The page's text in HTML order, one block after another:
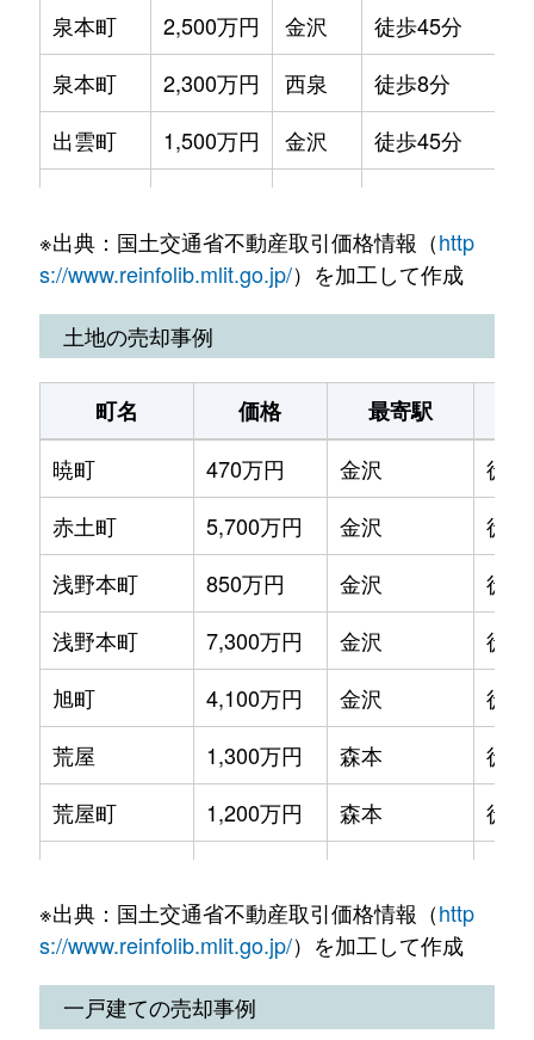
泉本町 2,500万円 金沢
徒歩45分
泉本町
2,300万円 西泉
徒歩8分
出雲町
1,500万円 金沢
徒歩45分
入江
500万円 金沢
徒歩45分
駅西本町
3,500万円 金沢
徒歩15分
駅西本町
3,600万円
徒歩15分
押野
1,600万円
徒歩1時間15分
尾張町
200万円 金沢
徒歩18分
尾張町
380万円
徒歩18分
尾張町
150万円 金沢
徒歩18分
尾張町
250万円 金沢
徒歩19分
尾張町
400万円 金沢
徒歩18分
尾張町
250万円 金沢
徒歩18分
春日町
2,100万円 金沢
徒歩45分
片町
6,300万円
※出典：国土交通省不動産取引価格情報（http
s://www.reinfolib.mlit.go.jp/）を加工して作成
土地の売却事例
町名 価格 最寄駅
暁町
470万円 金沢
徒
赤土町
5,700万円 金沢
徒
浅野本町
850万円 金沢
徒
浅野本町
7,300万円 金沢
徒
旭町
4,100万円 金沢
徒
荒屋
1,300万円 森本
徒
荒屋町
1,200万円 森本
徒
有松
1,200万円 金沢
粟崎町
600万円 金沢
徒
※出典：国土交通省不動産取引価格情報（http
s://www.reinfolib.mlit.go.jp/）を加工して作成
一戸建ての売却事例